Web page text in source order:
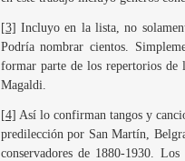
[3] Incluyo en la lista, no
Podría nombrar cientos.
formar parte de los repertorios de
Magaldi.
[4] Así lo confirman tangos y
predilección por San Martín,
conservadores de 1880-1930.